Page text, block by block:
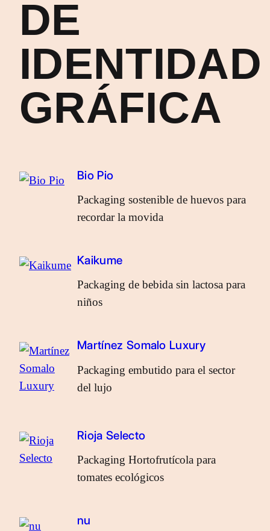
DE
IDENTIDAD
GRÁFICA
Bio Pio
Packaging sostenible de huevos para
recordar la movida
Kaikume
Packaging de bebida sin lactosa para
niños
Martínez Somalo Luxury
Packaging embutido para el sector
del lujo
Rioja Selecto
Packaging Hortofrutícola para
tomates ecológicos
nu